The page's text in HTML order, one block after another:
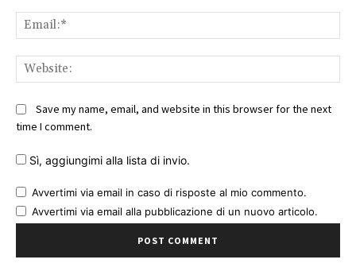
Save my name, email, and website in this browser for the next
time I comment.
Sì, aggiungimi alla lista di invio.
Avvertimi via email in caso di risposte al mio commento.
Avvertimi via email alla pubblicazione di un nuovo articolo.